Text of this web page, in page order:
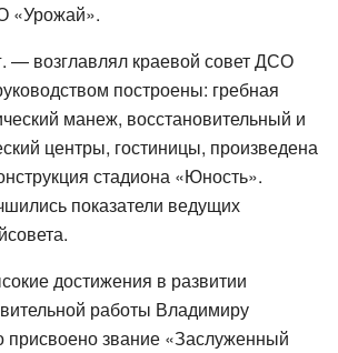
«Урожай».
— возглавлял краевой совет ДСО
построены: гребная
манеж, восстановительный и
центры, гостиницы, произведена
стадиона «Юность».
показатели ведущих
достижения в развитии
работы Владимиру
присвоено звание «Заслуженный